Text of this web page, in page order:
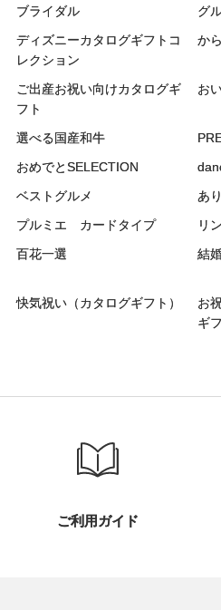
ブライダル グ
ディズニーカタログギフトコ
レクション
か
ご出産お祝い向けカタログギ
フト
お
選べる国産和牛
おめでとSELECTION
ベストグルメ あ
プルミエ カードタイプ リ
百花一選 結
快気祝い（カタログギフト）
お
ギ
ご利用ガイド